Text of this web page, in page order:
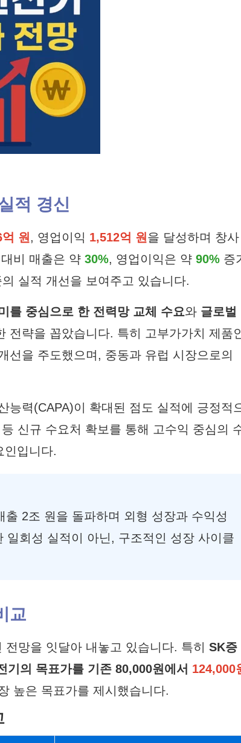
적 경신
원 , 영업이익 1,512억 원 을 달성하며 창사
비 매출은 약 30%, 영업이익은 약 90% 증
실적 개선을 보여주고 있습니다.
를 중심으로 한 전력망 교체 수요와 글로벌
전략을 꼽았습니다. 특히 고부가가치 제품
선을 주도했으며, 중동과 유럽 시장으로의
능력(CAPA)이 확대된 점도 실적에 긍정적
신규 수요처 확보를 통해 고수익 중심의
인입니다.
2조 원을 돌파하며 외형 성장과 수익성
회성 실적이 아닌, 구조적인 성장 사이클
교
망을 잇달아 내놓고 있습니다. 특히 SK증
기의 목표가를 기존 80,000원에서 124,000
높은 목표가를 제시했습니다.